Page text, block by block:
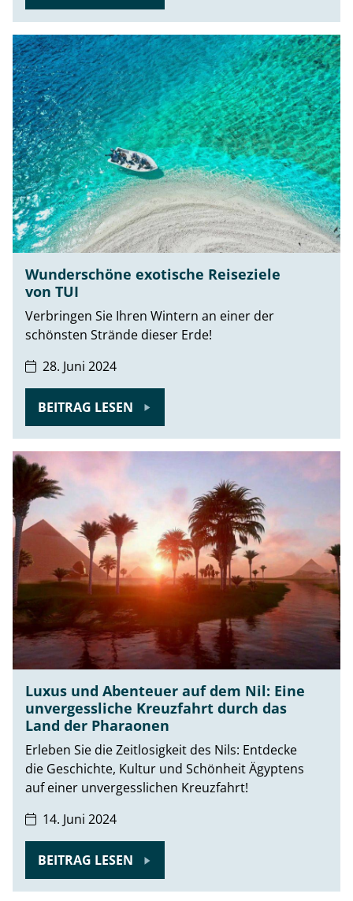
Wunderschöne exotische Reiseziele
von TUI
Verbringen Sie Ihren Wintern an einer der
schönsten Strände dieser Erde!
28. Juni 2024
BEITRAG LESEN
Luxus und Abenteuer auf dem Nil: Eine
unvergessliche Kreuzfahrt durch das
Land der Pharaonen
Erleben Sie die Zeitlosigkeit des Nils: Entdecke
die Geschichte, Kultur und Schönheit Ägyptens
auf einer unvergesslichen Kreuzfahrt!
14. Juni 2024
BEITRAG LESEN